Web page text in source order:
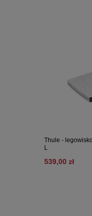
Thule -
L
539,00 zł